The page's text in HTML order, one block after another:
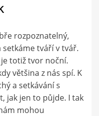
rozpoznatelný,
setkáme tváří v tvář.
totiž tvor noční.
většina z nás spí. K
a setkávání s
jak jen to půjde. I tak
mohou